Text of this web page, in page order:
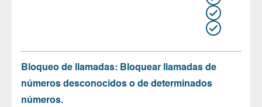
Bloqueo de llamadas: Bloquear llamadas de
números desconocidos o de determinados
números.